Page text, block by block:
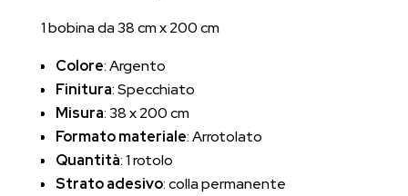
1 bobina da 38 cm x 200 cm
Colore: Argento
Finitura: Specchiato
Misura: 38 x 200 cm
Formato materiale: Arrotolato
Quantità: 1 rotolo
Strato adesivo: colla permanente